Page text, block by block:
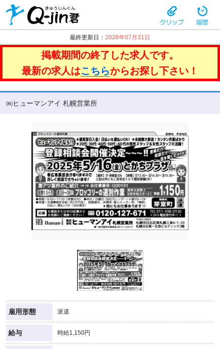
最終更新日： 2026年07月31日
掲載期間の終了した求人です。
最新の求人はこちらからお探し下さい！
㈱ヒューマンアイ 札幌営業所
雇用形態 派遣
給与 時給1,150円